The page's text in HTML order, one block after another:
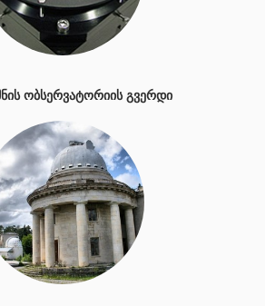
ᲝᲑᲡᲔᲠᲕᲐᲢᲝᲠᲘᲘᲡ ᲒᲕᲔᲠᲓᲘ